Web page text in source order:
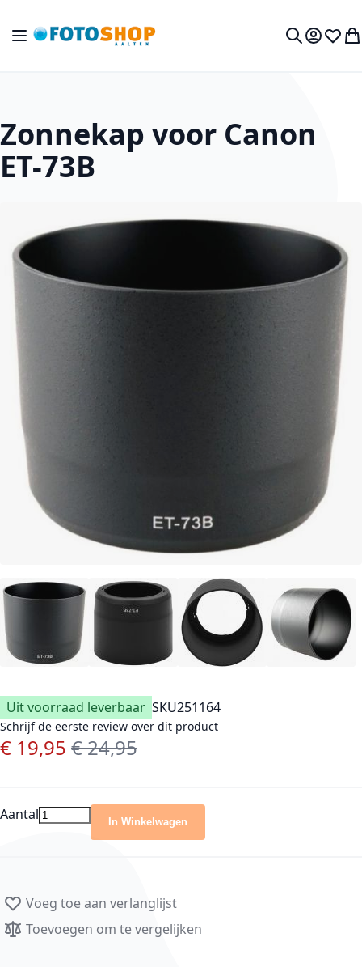
Toggle Nav
Mijn
Zonnekap voor Canon
ET-73B
Uit voorraad leverbaar SKU251164
Schrijf de eerste review over dit product
Speciale prijs
€ 19,95 Normale prijs
€ 24,95
Aantal In Winkelwagen
Voeg toe aan verlanglijst
Toevoegen om te vergelijken